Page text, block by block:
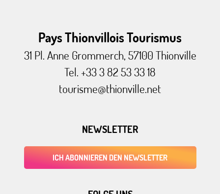
Pays Thionvillois Tourismus
31 Pl. Anne Grommerch, 57100 Thionville
Tel. +33 3 82 53 33 18
tourisme@thionville.net
NEWSLETTER
ICH ABONNIEREN DEN NEWSLETTER